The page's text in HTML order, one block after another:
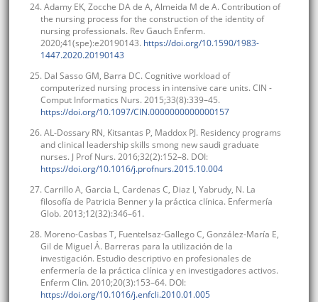
24. Adamy EK, Zocche DA de A, Almeida M de A. Contribution of
the nursing process for the construction of the identity of
nursing professionals. Rev Gauch Enferm.
2020;41(spe):e20190143. https://doi.org/10.1590/1983-
1447.2020.20190143
25. Dal Sasso GM, Barra DC. Cognitive workload of
computerized nursing process in intensive care units. CIN -
Comput Informatics Nurs. 2015;33(8):339–45.
https://doi.org/10.1097/CIN.0000000000000157
26. AL-Dossary RN, Kitsantas P, Maddox PJ. Residency programs
and clinical leadership skills smong new saudi graduate
nurses. J Prof Nurs. 2016;32(2):152–8. DOI:
https://doi.org/10.1016/j.profnurs.2015.10.004
27. Carrillo A, Garcia L, Cardenas C, Diaz I, Yabrudy, N. La
filosofía de Patricia Benner y la práctica clínica. Enfermería
Glob. 2013;12(32):346–61.
28. Moreno-Casbas T, Fuentelsaz-Gallego C, González-María E,
Gil de Miguel Á. Barreras para la utilización de la
investigación. Estudio descriptivo en profesionales de
enfermería de la práctica clínica y en investigadores activos.
Enferm Clin. 2010;20(3):153–64. DOI:
https://doi.org/10.1016/j.enfcli.2010.01.005